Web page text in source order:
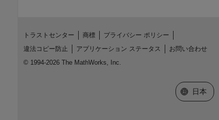
トラストセンター 商標
プライバシー ポリシー
違法コピー防止
アプリケーション ステータス
お問い合わせ
© 1994-2026 The MathWorks, Inc.
Web サイ
日本